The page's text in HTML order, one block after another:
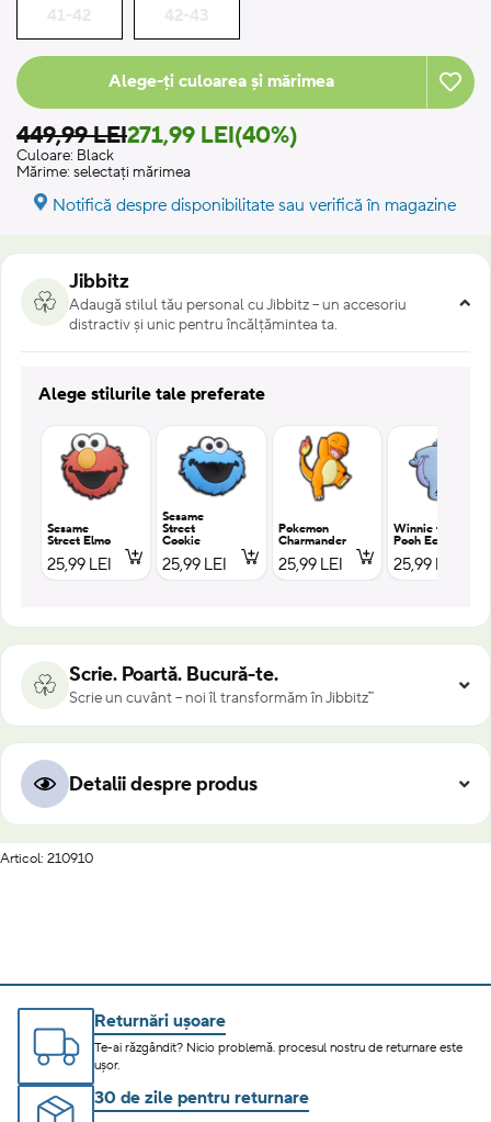
41-42 42-43
Alege-ți culoarea și mărimea
449,99 LEI271,99 LEI(40%)
Culoare: Black
Mărime: selectați mărimea
Notifică despre disponibilitate sau verifică în magazine
Jibbitz
Adaugă stilul tău personal cu Jibbitz – un accesoriu
distractiv și unic pentru încălțămintea ta.
Alege stilurile tale preferate
Sesame
Street Elmo
25,99 LEI
Sesame
Street
Cookie
25,99 LEI
Pokemon
Charmander
25,99 LEI
Winnie the
Pooh Eeyore
25,99 LEI
Scrie. Poartă. Bucură-te.
Scrie un cuvânt – noi îl transformăm în Jibbitz™
Detalii despre produs
Articol: 210910
Returnări ușoare
Te-ai răzgândit? Nicio problemă. procesul nostru de returnare este
ușor.
30 de zile pentru returnare